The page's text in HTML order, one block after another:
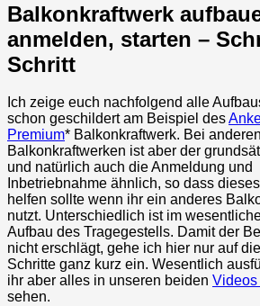
Balkonkraftwerk
anmelden, starten –
Schritt
Ich zeige euch nachfolgend alle
schon geschildert am Beispiel des
Premium* Balkonkraftwerk. Bei anderen
Balkonkraftwerken ist aber der
und natürlich auch die Anmeldung und
Inbetriebnahme ähnlich, so dass
helfen sollte wenn ihr ein anderes
nutzt. Unterschiedlich ist im
Aufbau des Tragegestells. Damit der
nicht erschlägt, gehe ich hier nur auf
Schritte ganz kurz ein. Wesentlich
ihr aber alles in unseren beiden Videos
sehen.